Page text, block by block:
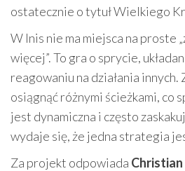
ostatecznie o tytuł Wielkiego
W Inis nie ma miejsca na proste
więcej”. To gra o sprycie,
reagowaniu na działania
osiągnąć różnymi ścieżkami, co
jest dynamiczna i często
wydaje się, że jedna strategia
Za projekt odpowiada